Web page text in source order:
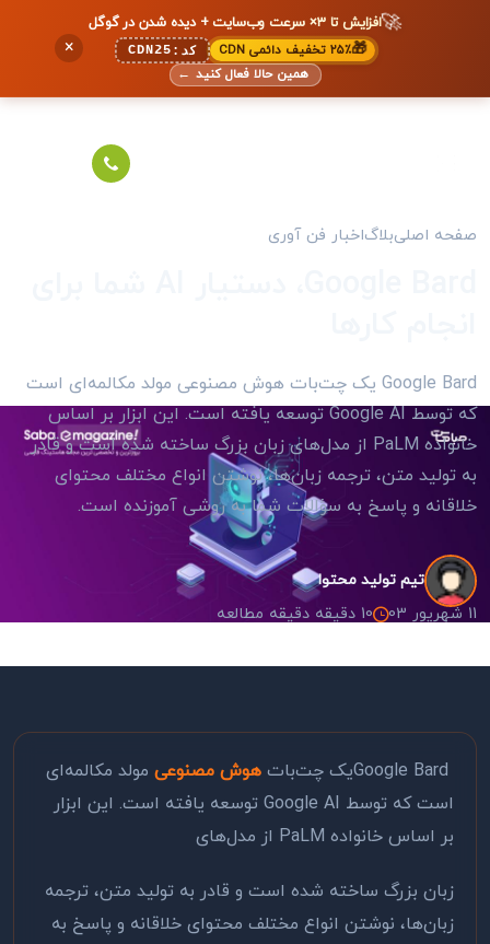
🚀افزایش تا ۳× سرعت وب‌سایت + دیده شدن در گوگل
🎁۲۵٪ تخفیف دائمی CDN کد: CDN25
همین حالا فعال کنید ←
×
صفحه اصلیبلاگاخبار فن آوری
Google Bard یک چت‌بات هوش مصنوعی مولد مکالمه‌ای است
که توسط Google AI توسعه یافته است. این ابزار بر اساس
خانواده PaLM از مدل‌های زبان بزرگ ساخته شده است و قادر
به تولید متن، ترجمه زبان‌ها، نوشتن انواع مختلف محتوای
خلاقانه و پاسخ به سؤالات شما به روشی آموزنده است.
تیم تولید محتوا
11 شهریور 03 10 دقیقه دقیقه مطالعه
Google Bardیک چت‌بات هوش مصنوعی مولد مکالمه‌ای
است که توسط Google AI توسعه یافته است. این ابزار
بر اساس خانواده PaLM از مدل‌های
زبان بزرگ ساخته شده است و قادر به تولید متن، ترجمه
زبان‌ها، نوشتن انواع مختلف محتوای خلاقانه و پاسخ به